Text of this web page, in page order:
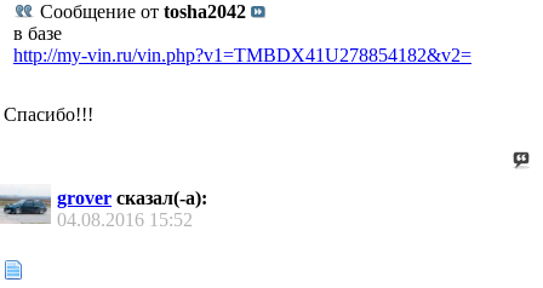
Сообщение от tosha2042
в базе
http://my-vin.ru/vin.php?v1=TMBDX41U278854182&v2=
Спасибо!!!
grover сказал(-а):
04.08.2016 15:52